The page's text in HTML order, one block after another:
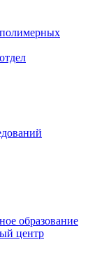
образование
центр